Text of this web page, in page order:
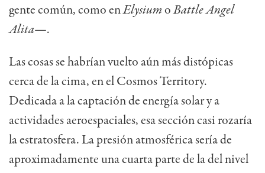
gente común, como enElysiumoBattle Angel
Alita—.
Las cosas se habrían vuelto aún más distópicas
cerca de la cima, en el Cosmos Territory.
Dedicada a la captación de energía solar y a
actividades aeroespaciales, esa sección casi rozaría
la estratosfera. La presión atmosférica sería de
aproximadamente una cuarta parte de la del nivel